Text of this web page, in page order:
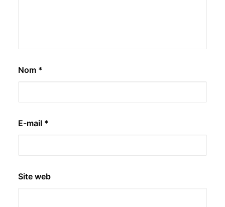
Nom *
E-mail *
Site web